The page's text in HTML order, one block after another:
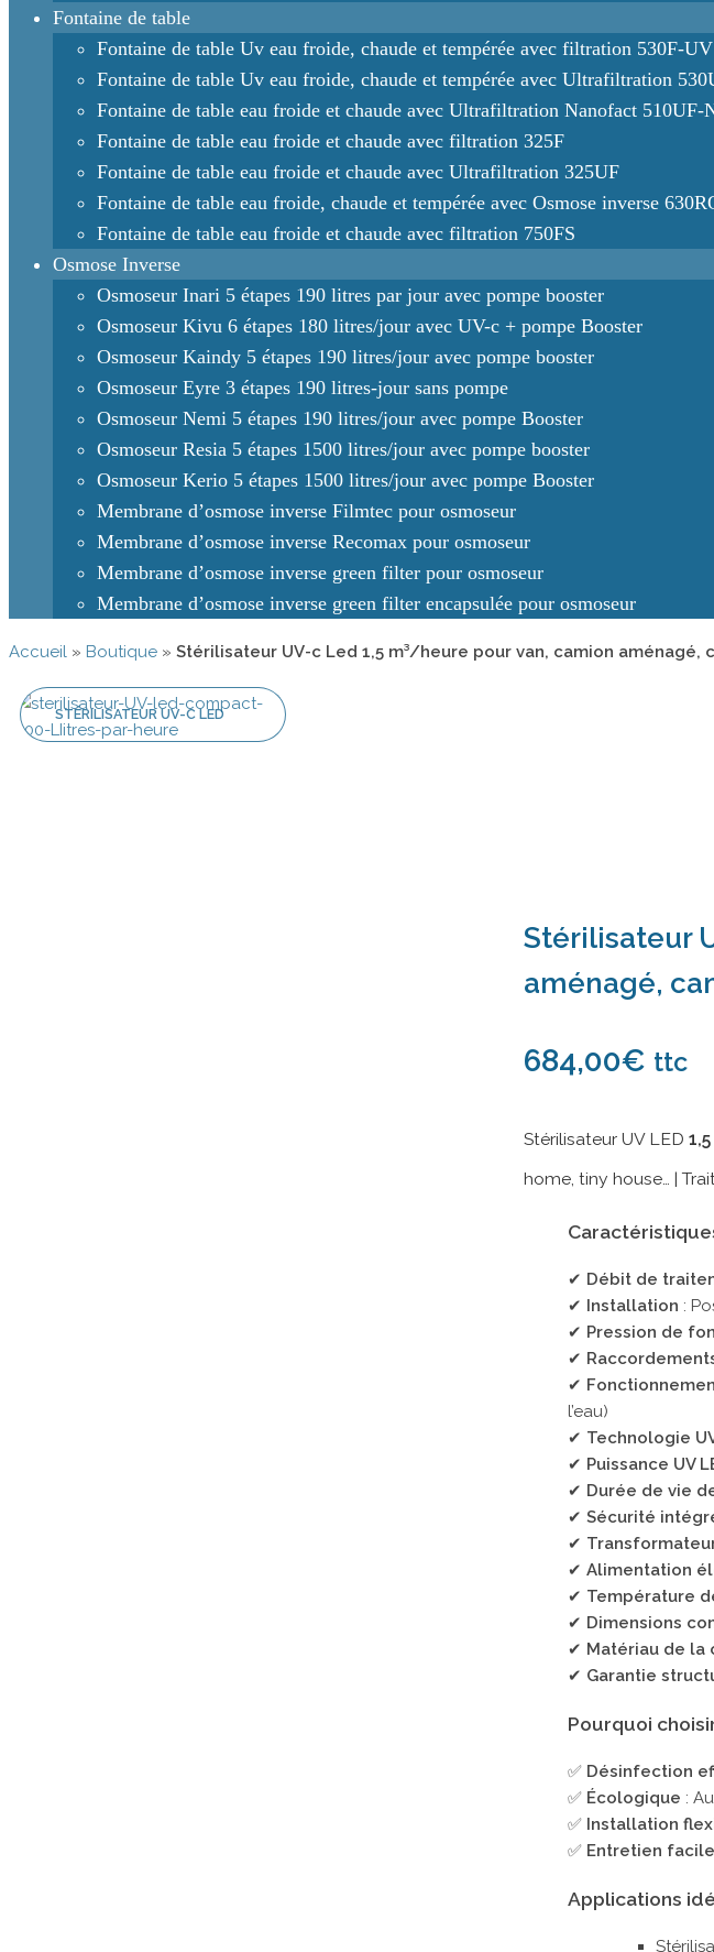
Fontaine de table
Fontaine de table Uv eau froide, chaude et tempérée avec filtration 530F-UV
Fontaine de table Uv eau froide, chaude et tempérée avec Ultrafiltration
Fontaine de table eau froide et chaude avec Ultrafiltration Nanofact 510UF-
Fontaine de table eau froide et chaude avec filtration 325F
Fontaine de table eau froide et chaude avec Ultrafiltration 325UF
Fontaine de table eau froide, chaude et tempérée avec Osmose inverse
Fontaine de table eau froide et chaude avec filtration 750FS
Osmose Inverse
Osmoseur Inari 5 étapes 190 litres par jour avec pompe booster
Osmoseur Kivu 6 étapes 180 litres/jour avec UV-c + pompe Booster
Osmoseur Kaindy 5 étapes 190 litres/jour avec pompe booster
Osmoseur Eyre 3 étapes 190 litres-jour sans pompe
Osmoseur Nemi 5 étapes 190 litres/jour avec pompe Booster
Osmoseur Resia 5 étapes 1500 litres/jour avec pompe booster
Osmoseur Kerio 5 étapes 1500 litres/jour avec pompe Booster
Membrane d’osmose inverse Filmtec pour osmoseur
Membrane d’osmose inverse Recomax pour osmoseur
Membrane d’osmose inverse green filter pour osmoseur
Membrane d’osmose inverse green filter encapsulée pour osmoseur
Accueil » Boutique » Stérilisateur UV-c Led 1,5 m³/heure pour van, camion aménagé,
STÉRILISATEUR UV-C LED
Stérilisateur
aménagé,
684,00€ ttc
Stérilisateur UV LED
home, tiny house… |
✔ Débit de
✔ Installation :
✔ Pression de
✔
✔
l’eau)
✔ Technologie
✔ Puissance UV
✔ Durée de vie
✔ Sécurité
✔
✔ Alimentation
✔ Température
✔ Dimensions
✔ Matériau de la
✔ Garantie
Pourquoi
✅ Désinfection
✅ Écologique :
✅ Installation
✅ Entretien facile
Applications